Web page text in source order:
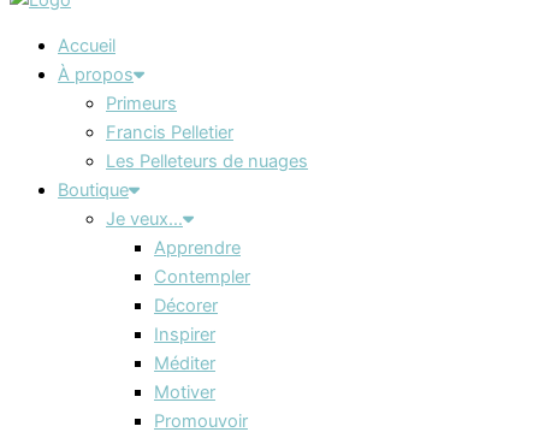
Accueil
À propos
Primeurs
Francis Pelletier
Les Pelleteurs de nuages
Boutique
Je veux…
Apprendre
Contempler
Décorer
Inspirer
Méditer
Motiver
Promouvoir